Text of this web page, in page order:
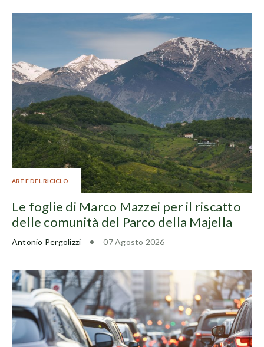
ARTE DEL RICICLO
Le foglie di Marco Mazzei per il riscatto
delle comunità del Parco della Majella
Antonio Pergolizzi 07 Agosto 2026